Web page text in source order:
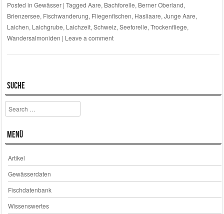
Posted in Gewässer | Tagged Aare, Bachforelle, Berner Oberland,
Brienzersee, Fischwanderung, Fliegenfischen, Hasliaare, Junge Aare,
Laichen, Laichgrube, Laichzeit, Schweiz, Seeforelle, Trockenfliege,
Wandersalmoniden | Leave a comment
Suche
Search
Menü
Artikel
Gewässerdaten
Fischdatenbank
Wissenswertes